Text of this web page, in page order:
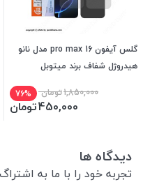
گلس آیفون 16 pro max مدل نانو
هیدروژل شفاف برند میتوبل
1,850,000تومان 76%
450,000تومان
دیدگاه ها
تجربه خود را با ما به